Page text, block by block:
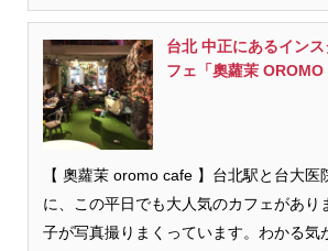
台北 中正にあるイン
フェ「奧蘿茉 OROMO
【 奧蘿茉 oromo cafe 】台北駅と台大医
に、この平日でも大人気のカフェがあり
子が写真撮りまくっています。わかる気